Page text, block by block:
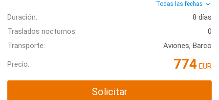
Todas las fechas
Duración:
8 días
Traslados nocturnos:
0
Transporte:
Aviones, Barco
Precio: 774 EUR
Solicitar